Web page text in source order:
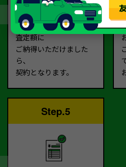
契約
査定額に
ご納得いただけました
ら、
契約となります。
Step.5